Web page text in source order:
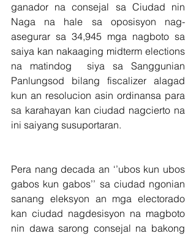
ganador na consejal sa Ciudad nin
Naga na hale sa oposisyon nag-
asegurar sa 34,945 mga nagboto sa
saiya kan nakaaging midterm elections
na matindog  siya sa Sanggunian
Panlungsod bilang fiscalizer alagad
kun an resolucion asin ordinansa para
sa karahayan kan ciudad nagcierto na
ini saiyang susuportaran.
Pera nang decada an ‘’ubos kun ubos
gabos kun gabos’’ sa ciudad ngonian
sanang eleksyon an mga electorado
kan ciudad nagdesisyon na magboto
nin dawa sarong consejal na bakong